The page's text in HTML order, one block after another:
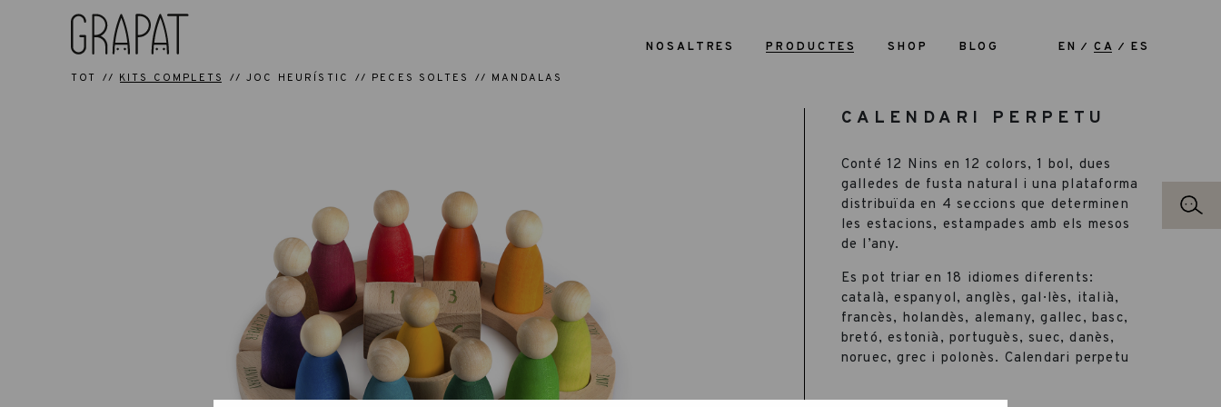
NOSALTRES PRODUCTES SHOP BLOG EN CA ES
TOT KITS COMPLETS JOC HEURÍSTIC PECES SOLTES MANDALAS
CALENDARI PERPETU
Conté 12 Nins en 12 colors, 1 bol, dues
galledes de fusta natural i una plataforma
distribuïda en 4 seccions que determinen
les estacions, estampades amb els mesos
de l’any.
Es pot triar en 18 idiomes diferents:
català, espanyol, anglès, gal·lès, italià,
francès, holandès, alemany, gallec, basc,
bretó, estonià, portuguès, suec, danès,
noruec, grec i polonès. Calendari perpetu
nen tocar l’any i comprendre el pas del